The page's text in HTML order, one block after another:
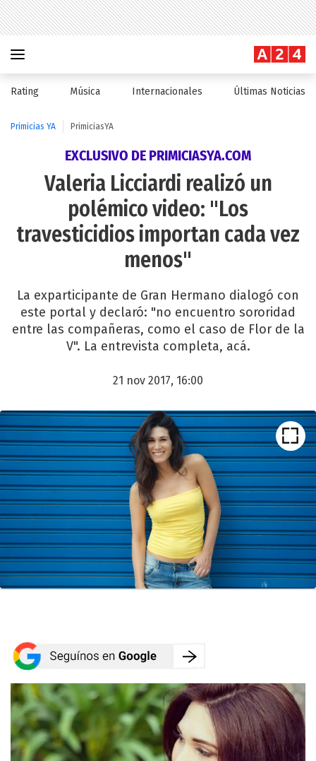
Rating Música Internacionales Últimas Noticias
Primicias YA PrimiciasYA
EXCLUSIVO DE PRIMICIASYA.COM
Valeria Licciardi realizó un
polémico video: "Los
travesticidios importan cada vez
menos"
La exparticipante de Gran Hermano dialogó con
este portal y declaró: "no encuentro sororidad
entre las compañeras, como el caso de Flor de la
V". La entrevista completa, acá.
21 nov 2017, 16:00